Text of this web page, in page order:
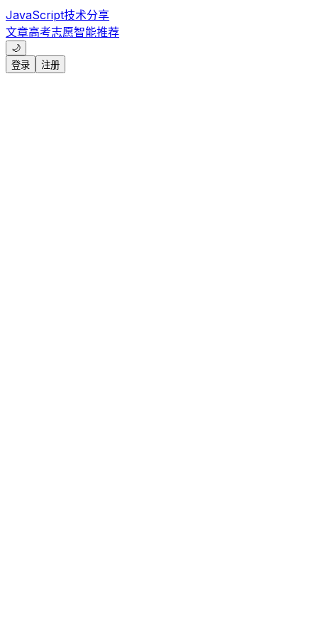
JavaScript技术分享
文章高考志愿智能推荐
🌙
登录
注册